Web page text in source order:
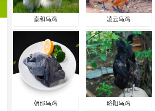
泰和乌鸡 凌云乌鸡
朝那乌鸡 略阳乌鸡